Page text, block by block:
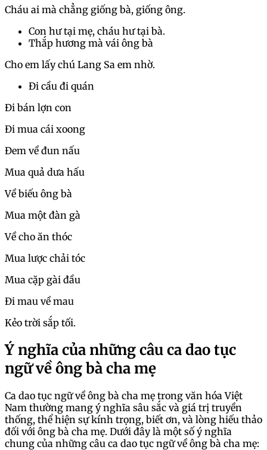
Cháu ai mà chẳng giống bà, giống ông.
Con hư tại mẹ, cháu hư tại bà.
Thắp hương mà vái ông bà
Cho em lấy chú Lang Sa em nhờ.
Đi cầu đi quán
Đi bán lợn con
Đi mua cái xoong
Đem về đun nấu
Mua quả dưa hấu
Về biếu ông bà
Mua một đàn gà
Về cho ăn thóc
Mua lược chải tóc
Mua cặp gài đầu
Đi mau về mau
Kẻo trời sắp tối.
Ý nghĩa của những câu ca dao tục
ngữ về ông bà cha mẹ
Ca dao tục ngữ về ông bà cha mẹ trong văn hóa Việt
Nam thường mang ý nghĩa sâu sắc và giá trị truyền
thống, thể hiện sự kính trọng, biết ơn, và lòng hiếu thảo
đối với ông bà cha mẹ. Dưới đây là một số ý nghĩa
chung của những câu ca dao tục ngữ về ông bà cha mẹ: